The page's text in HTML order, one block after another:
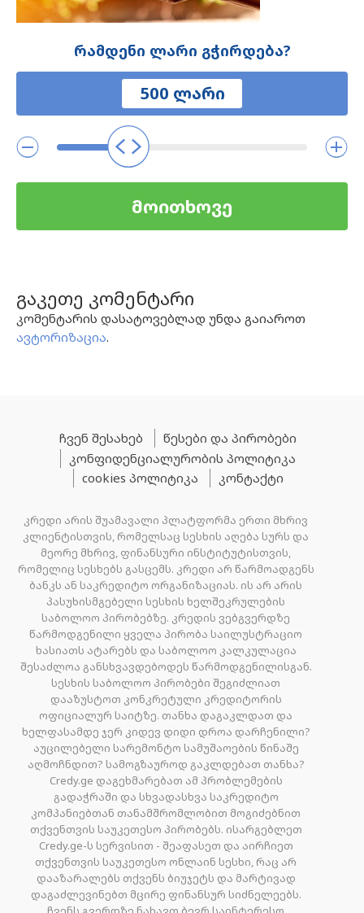
რამდენი ლარი გჭირდება?
მოითხოვე
გაკეთე კომენტარი
კომენტარის დასატოვებლად უნდა გაიაროთ
ავტორიზაცია.
ჩვენ შესახებ
წესები და პირობები
კონფიდენციალურობის პოლიტიკა
cookies პოლიტიკა
კონტაქტი
კრედი არის შუამავალი პლატფორმა ერთი მხრივ
კლიენტისთვის, რომელსაც სესხის აღება სურს და
მეორე მხრივ, ფინანსური ინსტიტუტისთვის,
რომელიც სესხებს გასცემს. კრედი არ წარმოადგენს
ბანკს ან საკრედიტო ორგანიზაციას. ის არ არის
პასუხისმგებელი სესხის ხელშეკრულების
საბოლოო პირობებზე. კრედის ვებგვერდზე
წარმოდგენილი ყველა პირობა საილუსტრაციო
ხასიათს ატარებს და საბოლოო კალკულაცია
შესაძლოა განსხვავდებოდეს წარმოდგენილისგან.
სესხის საბოლოო პირობები შეგიძლიათ
დააზუსტოთ კონკრეტული კრედიტორის
ოფიციალურ საიტზე. თანხა დაგაკლდათ და
ხელფასამდე ჯერ კიდევ დიდი დროა დარჩენილი?
აუცილებელი სარემონტო სამუშაოების წინაშე
აღმოჩნდით? სამოგზაუროდ გაკლდებათ თანხა?
Credy.ge დაგეხმარებათ ამ პრობლემების
გადაჭრაში და სხვადასხვა საკრედიტო
კომპანიებთან თანამშრომლობით მოგიძებნით
თქვენთვის საუკეთესო პირობებს. ისარგებლეთ
Credy.ge-ს სერვისით - შეაფასეთ და აირჩიეთ
თქვენთვის საუკეთესო ონლაინ სესხი, რაც არ
დააზარალებს თქვენს ბიუჯეტს და მარტივად
დაგაძლევინებთ მცირე ფინანსურ სიძნელეებს.